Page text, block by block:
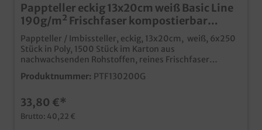
Pappteller eckig 13x20cm weiß Basic Line
190g/m² Frischfaser kompostierbar
1500St
Pappteller / Imbissteller, eckig, 13x20cm, weiß, 6x250
Stück in Poly, 1500 Stück im Karton aus
nachwachsenden Rohstoffen, reines Frischfaser
Material 100% lebensmitteltauglich fett- und
feuchtigkeitsresistent, auch ohne
Bäckerei, Backshop und Imbiss Pappteller aus
Frischfaser werden nicht aus Recyclingmaterial oder
dessen anteilige Zusetzung hergestellt. Dadurch
Produktnummer: PTF130200G
33,80 €*
Brutto: 40,22 €